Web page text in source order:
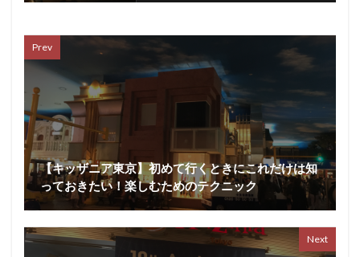
Prev
【キッザニア東京】初めて行くときにこれだけは知
っておきたい！楽しむためのテクニック
Next